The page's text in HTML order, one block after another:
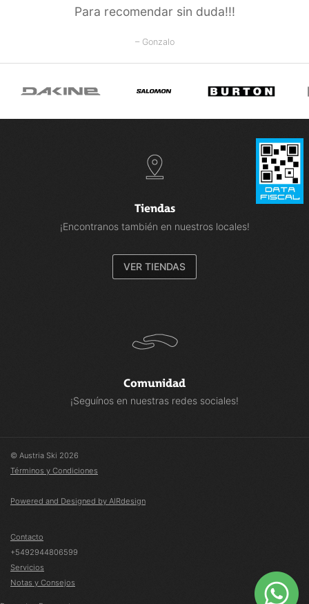
Para recomendar sin duda!!!
– Gonzalo
Tiendas
¡Encontranos también en nuestros locales!
VER TIENDAS
Comunidad
¡Seguínos en nuestras redes sociales!
© Austria Ski 2026
Términos y Condiciones
Powered and Designed by AIRdesign
Contacto
+5492944806599
Servicios
Notas y Consejos